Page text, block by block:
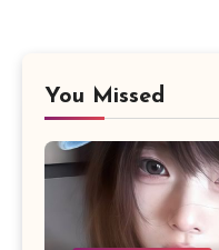
You Missed